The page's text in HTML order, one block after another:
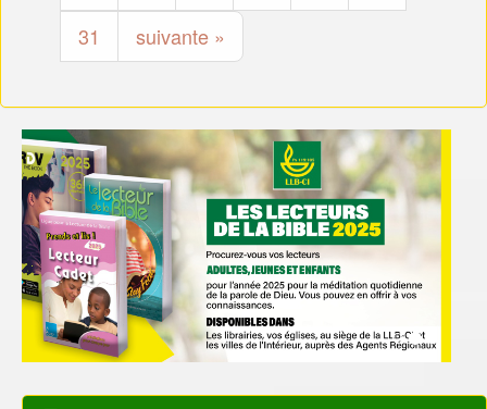
31
suivante »
Textes de méditation
Mardi 31 décembre 2024
Psaume 89.20-38 ; Q. 1, 2, 7.
Titre du commentaire Biblique
LE SECOURS DE L’ETERNEL
Tiré du lecteur de la Bible 2026